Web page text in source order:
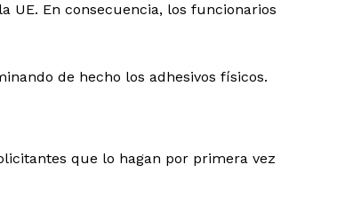
UE. En consecuencia, los funcionarios
de hecho los adhesivos físicos.
que lo hagan por primera vez